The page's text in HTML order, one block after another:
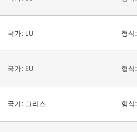
국가: EU 형식:
국가: EU 형식:
국가: 그리스 형식: